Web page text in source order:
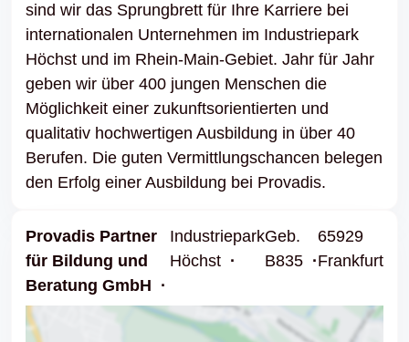
sind wir das Sprungbrett für Ihre Karriere bei
internationalen Unternehmen im Industriepark
Höchst und im Rhein-Main-Gebiet. Jahr für Jahr
geben wir über 400 jungen Menschen die
Möglichkeit einer zukunftsorientierten und
qualitativ hochwertigen Ausbildung in über 40
Berufen. Die guten Vermittlungschancen belegen
den Erfolg einer Ausbildung bei Provadis.
Provadis Partner
für Bildung und
Beratung GmbH
Industriepark
Höchst
Geb.
B835
65929
Frankfurt